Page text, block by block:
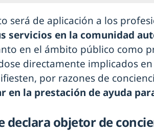
será de aplicación a los
servicios en la comunidad
en el ámbito público como
directamente implicados
por razones de
en la prestación de ayuda
declara objetor de